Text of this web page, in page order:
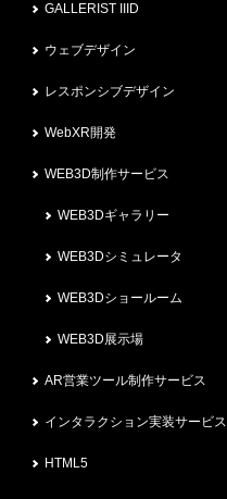
GALLERIST IIID
ウェブデザイン
レスポンシブデザイン
WebXR開発
WEB3D制作サービス
WEB3Dギャラリー
WEB3Dシミュレータ
WEB3Dショールーム
WEB3D展示場
AR営業ツール制作サービス
インタラクション実装サービス
HTML5